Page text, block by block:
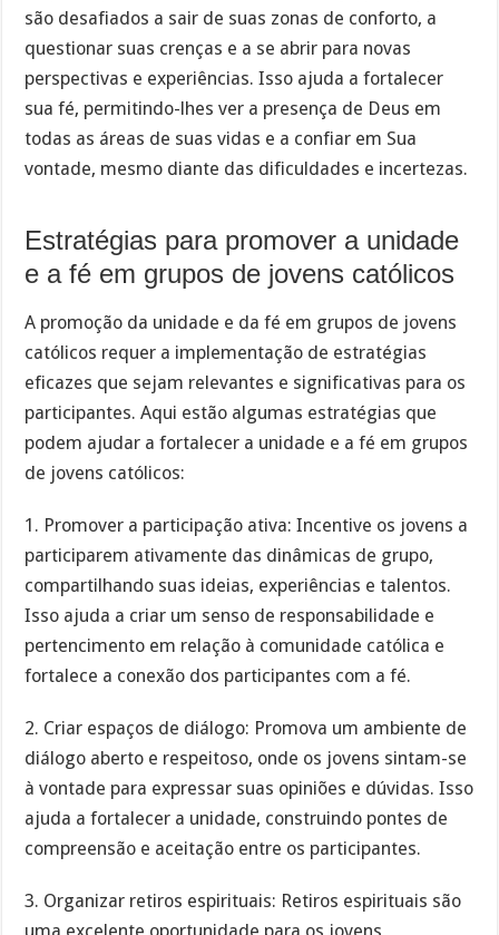
são desafiados a sair de suas zonas de conforto, a
questionar suas crenças e a se abrir para novas
perspectivas e experiências. Isso ajuda a fortalecer
sua fé, permitindo-lhes ver a presença de Deus em
todas as áreas de suas vidas e a confiar em Sua
vontade, mesmo diante das dificuldades e incertezas.
Estratégias para promover a unidade
e a fé em grupos de jovens católicos
A promoção da unidade e da fé em grupos de jovens
católicos requer a implementação de estratégias
eficazes que sejam relevantes e significativas para os
participantes. Aqui estão algumas estratégias que
podem ajudar a fortalecer a unidade e a fé em grupos
de jovens católicos:
1. Promover a participação ativa: Incentive os jovens a
participarem ativamente das dinâmicas de grupo,
compartilhando suas ideias, experiências e talentos.
Isso ajuda a criar um senso de responsabilidade e
pertencimento em relação à comunidade católica e
fortalece a conexão dos participantes com a fé.
2. Criar espaços de diálogo: Promova um ambiente de
diálogo aberto e respeitoso, onde os jovens sintam-se
à vontade para expressar suas opiniões e dúvidas. Isso
ajuda a fortalecer a unidade, construindo pontes de
compreensão e aceitação entre os participantes.
3. Organizar retiros espirituais: Retiros espirituais são
uma excelente oportunidade para os jovens